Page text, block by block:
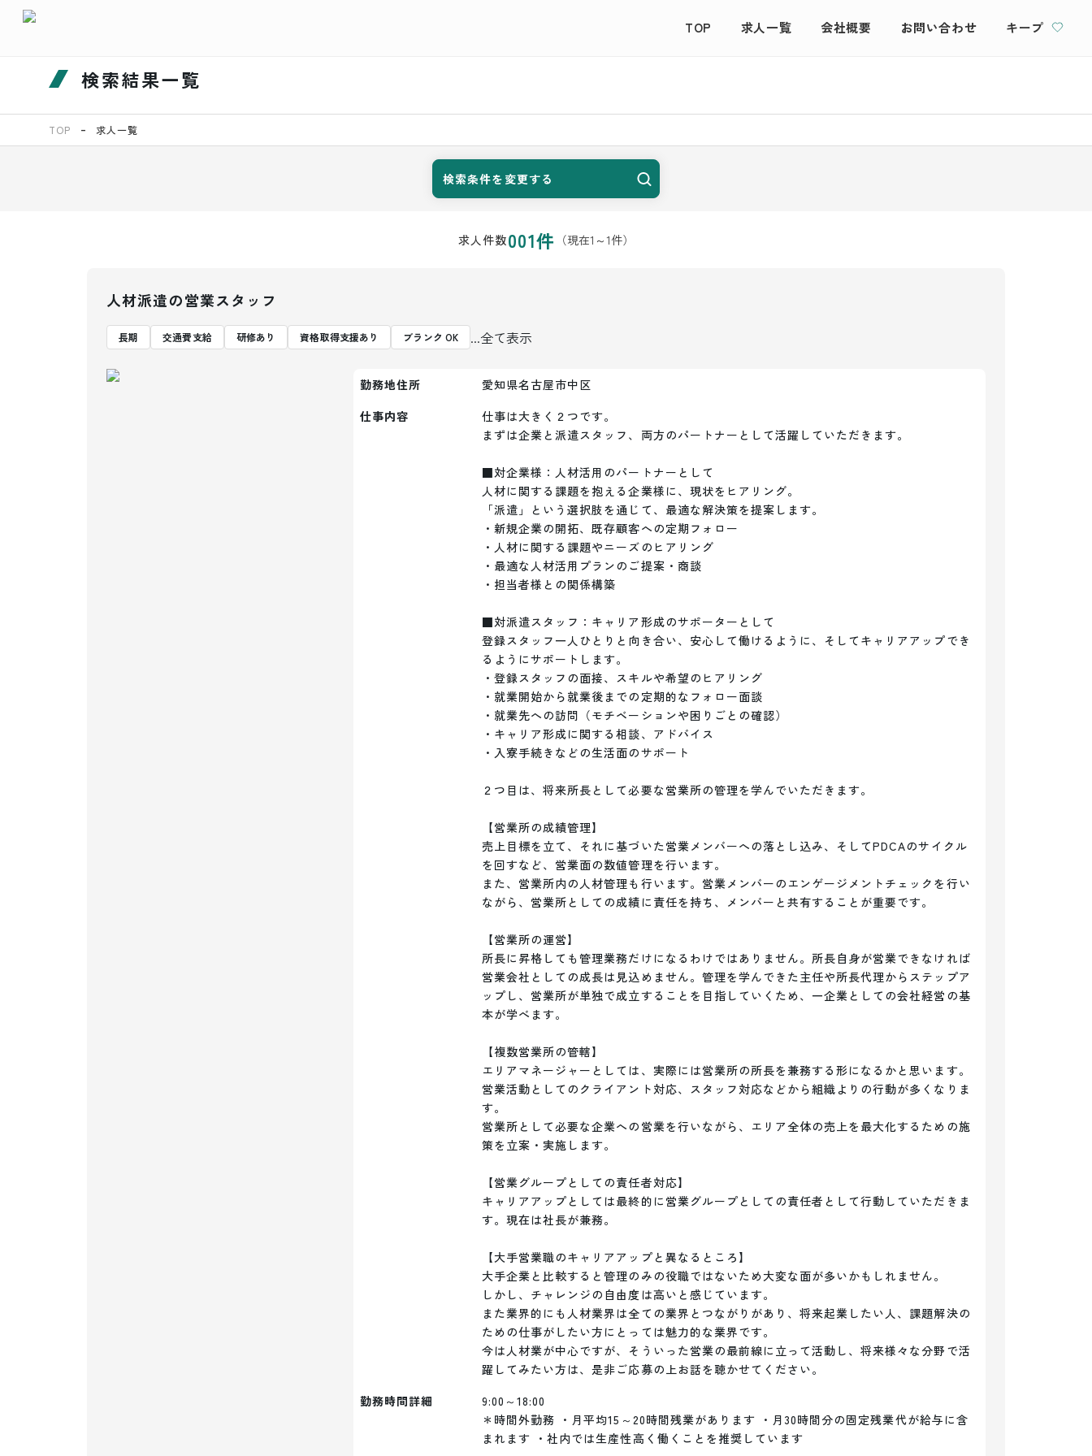
TOP 求人一覧 会社概要 お問い合わせ キープ
検索結果一覧
TOP 求人一覧
検索条件を変更する
求人件数001件 （現在1 ～1件）
人材派遣の営業スタッフ
長期 交通費支給 研修あり 資格取得支援あり ブランク OK ...全て表示
勤務地住所
愛知県名古屋市中区
仕事内容
仕事は大きく２つです。
まずは企業と派遣スタッフ、両方のパートナーとして活躍していただきます。
■対企業様：人材活用のパートナーとして
人材に関する課題を抱える企業様に、現状をヒアリング。
「派遣」という選択肢を通じて、最適な解決策を提案します。
・新規企業の開拓、既存顧客への定期フォロー
・人材に関する課題やニーズのヒアリング
・最適な人材活用プランのご提案・商談
・担当者様との関係構築
■対派遣スタッフ：キャリア形成のサポーターとして
登録スタッフ一人ひとりと向き合い、安心して働けるように、そしてキャリアアップでき
るようにサポートします。
・登録スタッフの面接、スキルや希望のヒアリング
・就業開始から就業後までの定期的なフォロー面談
・就業先への訪問（モチベーションや困りごとの確認）
・キャリア形成に関する相談、アドバイス
・入寮手続きなどの生活面のサポート
２つ目は、将来所長として必要な営業所の管理を学んでいただきます。
【営業所の成績管理】
売上目標を立て、それに基づいた営業メンバーへの落とし込み、そしてPDCAのサイクル
を回すなど、営業面の数値管理を行います。
また、営業所内の人材管理も行います。営業メンバーのエンゲージメントチェックを行い
ながら、営業所としての成績に責任を持ち、メンバーと共有することが重要です。
【営業所の運営】
所長に昇格しても管理業務だけになるわけではありません。所長自身が営業できなければ
営業会社としての成長は見込めません。管理を学んできた主任や所長代理からステップア
ップし、営業所が単独で成立することを目指していくため、一企業としての会社経営の基
本が学べます。
【複数営業所の管轄】
エリアマネージャーとしては、実際には営業所の所長を兼務する形になるかと思います。
営業活動としてのクライアント対応、スタッフ対応などから組織よりの行動が多くなりま
す。
営業所として必要な企業への営業を行いながら、エリア全体の売上を最大化するための施
策を立案・実施します。
【営業グループとしての責任者対応】
キャリアアップとしては最終的に営業グループとしての責任者として行動していただきま
す。現在は社長が兼務。
【大手営業職のキャリアアップと異なるところ】
大手企業と比較すると管理のみの役職ではないため大変な面が多いかもしれません。
しかし、チャレンジの自由度は高いと感じています。
また業界的にも人材業界は全ての業界とつながりがあり、将来起業したい人、課題解決の
ための仕事がしたい方にとっては魅力的な業界です。
今は人材業が中心ですが、そういった営業の最前線に立って活動し、将来様々な分野で活
躍してみたい方は、是非ご応募の上お話を聴かせてください。
勤務時間詳細
9:00～18:00
＊時間外勤務 ・月平均15～20時間残業があります ・月30時間分の固定残業代が給与に含
まれます ・社内では生産性高く働くことを推奨しています